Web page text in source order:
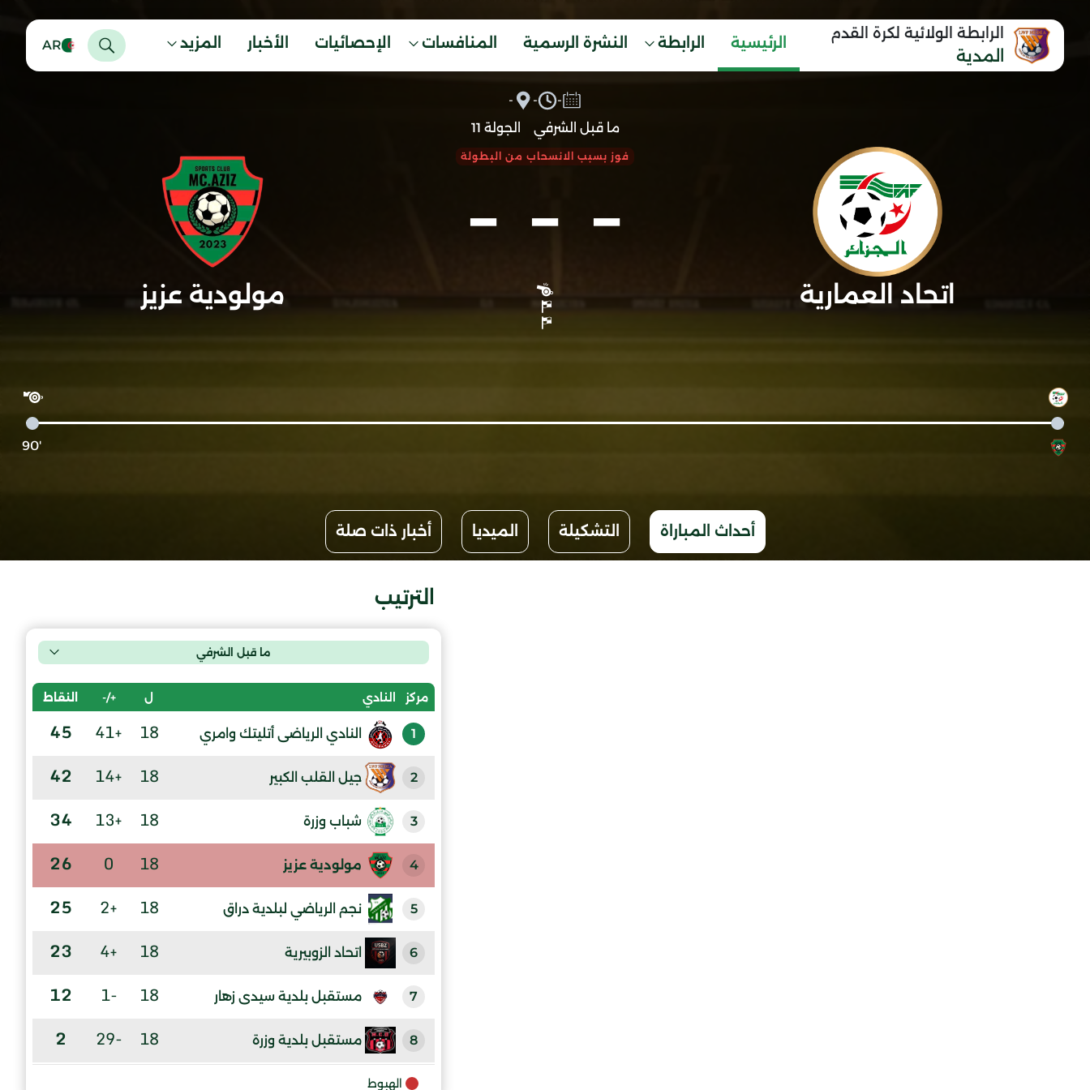
الرابطة الولائية لكرة القدم
المدية
الرئيسية الرابطة النشرة الرسمية المنافسات الإحصائيات الأخبار المزيد AR
-
-
-
ما قبل الشرفي
الجولة 11
اتحاد العمارية
-
-
-
فوز بسبب الانسحاب من البطولة
مولودية عزيز
'90
أحداث المباراة التشكيلة الميديا أخبار ذات صلة
الترتيب
ما قبل الشرفي
مركز النادي ل +/- النقاط
1 النادي الرياضى أتليتك وامري 18
+41
45
2 جيل القلب الكبير 18
+14
42
3 شباب وزرة 18
+13
34
4 مولودية عزيز 18
0
26
5 نجم الرياضي لبلدية دراق 18
+2
25
6 اتحاد الزوبيرية 18
+4
23
7 مستقبل بلدية سيدى زهار 18
-1
12
8 مستقبل بلدية وزرة 18
-29
2
9 الهبوط